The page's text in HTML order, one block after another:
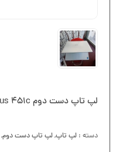
لپ تاپ دست دوم Asus 451c
دسته : لپ تاپ,لپ تاپ دست دوم,